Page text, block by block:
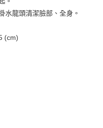
戶可立即使用無須另外申請。
立後會自動跳轉到大哥付的交易
水龍頭清潔臉部、全身。
(cm)